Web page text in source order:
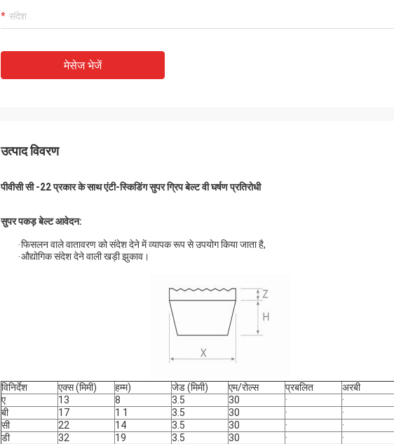
मेसेज भेजें
उत्पाद विवरण
पीवीसी सी -22 प्रकार के साथ एंटी-स्किडिंग सुपर ग्रिप बेल्ट वी घर्षण प्रतिरोधी
सुपर पकड़ बेल्ट आवेदन:
·फिसलन वाले वातावरण को संदेश देने में व्यापक रूप से उपयोग किया जाता है,
·औद्योगिक संदेश देने वाली खड़ी झुकाव।
विनिर्देश एक्स (मिमी) हम्म) जेड (मिमी) एम/रोल्स प्रबलित
अरबी
ए
13 8 3.5 30 ·
·
बी
17 1 1 3.5 30 ·
·
सी
22 14 3.5 30 ·
·
डी
32 19 3.5 30 ·
·